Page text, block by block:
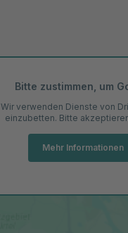
Bitte zustimmen, um
Wir verwenden Dienste von
einzubetten. Bitte
Mehr Informationen